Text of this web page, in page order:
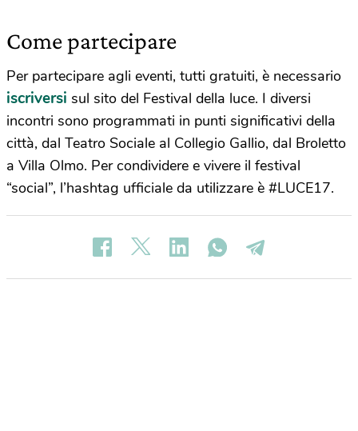
Come partecipare
Per partecipare agli eventi, tutti gratuiti, è necessario
iscriversi sul sito del Festival della luce. I diversi
incontri sono programmati in punti significativi della
città, dal Teatro Sociale al Collegio Gallio, dal Broletto
a Villa Olmo. Per condividere e vivere il festival
“social”, l’hashtag ufficiale da utilizzare è #LUCE17.